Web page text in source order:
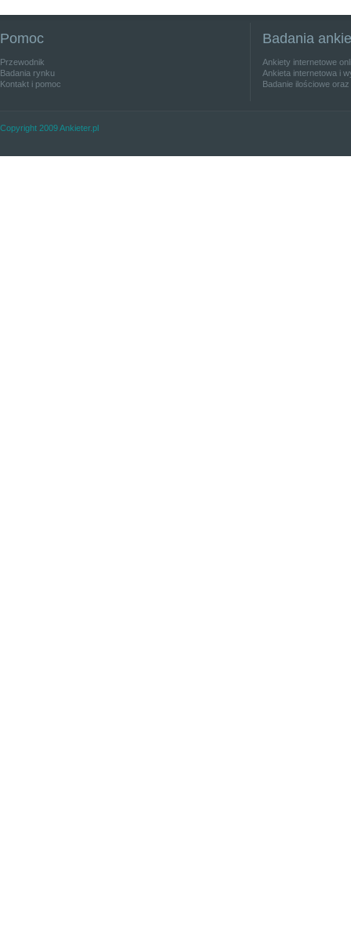
Pomoc
Przewodnik
Badania rynku
Kontakt i pomoc
Badania
Ankiety internetowe
Ankieta internetowa i
Badanie ilościowe
Copyright 2009 Ankieter.pl